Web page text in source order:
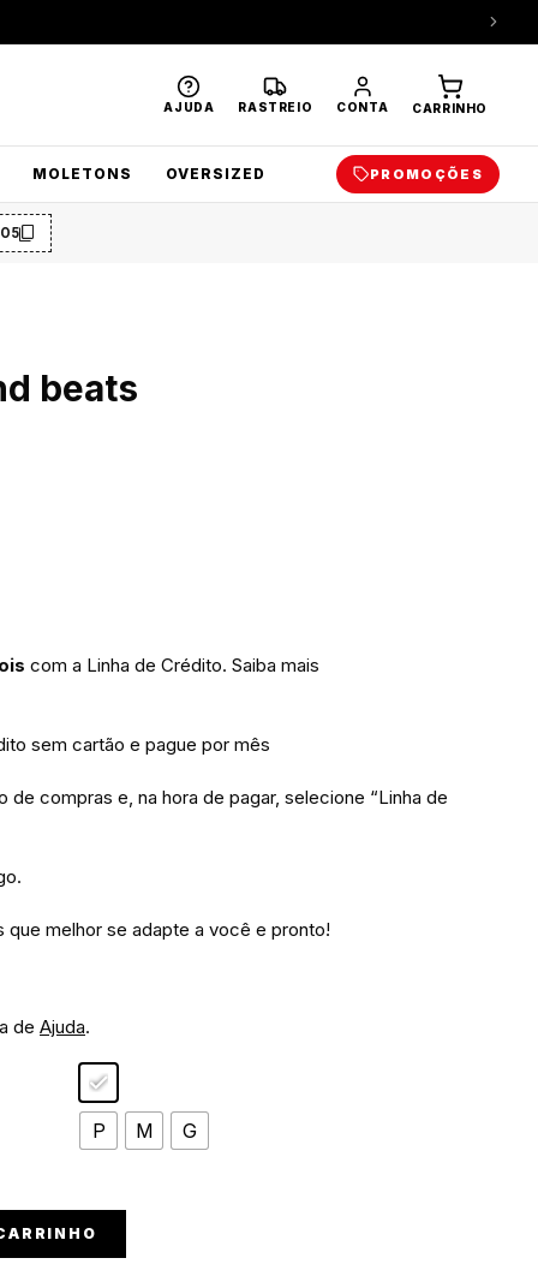
AJUDA RASTREIO CONTA CARRINHO
MOLETONS OVERSIZED PROMOÇÕES
beats
com a Linha de Crédito. Saiba mais
sem cartão e pague por mês
de compras e, na hora de pagar, selecione “Linha de
que melhor se adapte a você e pronto!
de Ajuda.
P M G